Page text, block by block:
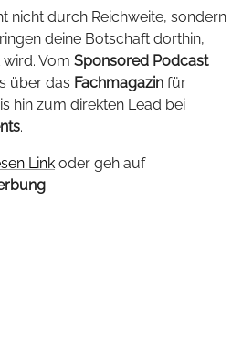
nicht durch Reichweite, sondern
deine Botschaft dorthin,
Vom Sponsored Podcast
über das Fachmagazin für
hin zum direkten Lead bei
.
Link oder geh auf
.